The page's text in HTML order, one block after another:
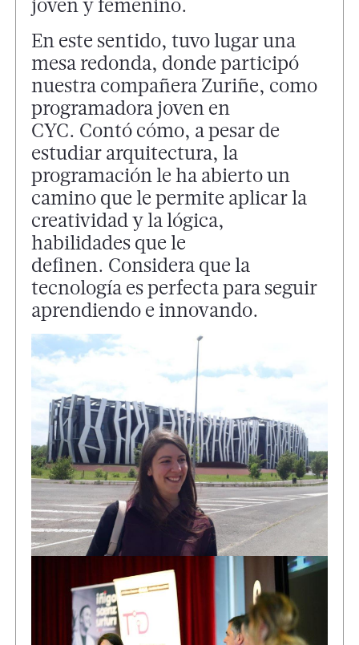
joven y femenino.
En este sentido, tuvo lugar una
mesa redonda, donde participó
nuestra compañera Zuriñe, como
programadora joven en
CYC. Contó cómo, a pesar de
estudiar arquitectura, la
programación le ha abierto un
camino que le permite aplicar la
creatividad y la lógica,
habilidades que le
definen. Considera que la
tecnología es perfecta para seguir
aprendiendo e innovando.